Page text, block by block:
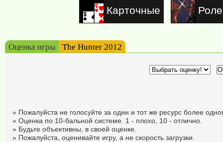
Карточные
Оценка игры The Hunter 2012
» Пожалуйста не голосуйте за один и тот же ресурс более
» Оценка по 10-бальной системе. 1 - плохо, 10 - отлично.
» Будьте объективны, в своей оценке.
» Пожалуйста, оценивайте игру, а не скорость загрузки.